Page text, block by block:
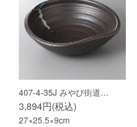
407-4-35J みやび街道…
3,894円(税込)
27×25.5×9cm